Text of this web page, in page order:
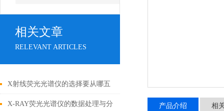
相关文章
RELEVANT ARTICLES
X射线荧光光谱仪的选择要从哪五
点入
X-RAY荧光光谱仪的数据处理与分 产品介绍 相